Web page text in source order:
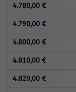
4.780,00 €
4.790,00 €
4.800,00 €
4.810,00 €
4.820,00 €